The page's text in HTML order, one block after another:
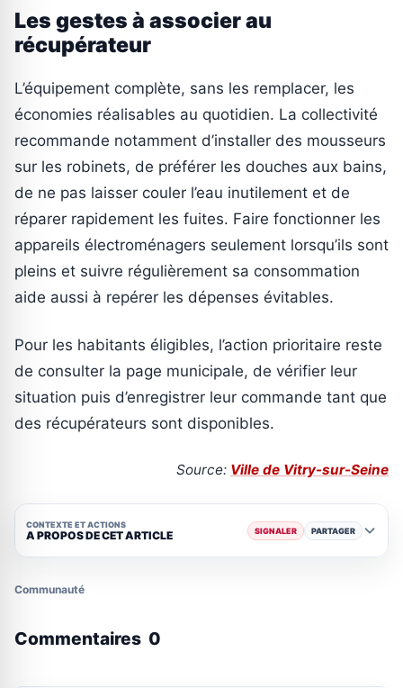
Les gestes à associer au
récupérateur
L’équipement complète, sans les remplacer, les
économies réalisables au quotidien. La collectivité
recommande notamment d’installer des mousseurs
sur les robinets, de préférer les douches aux bains,
de ne pas laisser couler l’eau inutilement et de
réparer rapidement les fuites. Faire fonctionner les
appareils électroménagers seulement lorsqu’ils sont
pleins et suivre régulièrement sa consommation
aide aussi à repérer les dépenses évitables.
Pour les habitants éligibles, l’action prioritaire reste
de consulter la page municipale, de vérifier leur
situation puis d’enregistrer leur commande tant que
des récupérateurs sont disponibles.
Source: Ville de Vitry-sur-Seine
CONTEXTE ET ACTIONS
A PROPOS DE CET ARTICLE SIGNALER PARTAGER
Communauté
Commentaires 0